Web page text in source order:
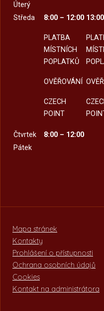
Úterý
Středa
8:00 – 12:00
PLATBA
MÍSTNÍCH
POPLATKŮ
OVĚŘOVÁNÍ
CZECH
POINT
Čtvrtek
8:00 – 12:00
Pátek
Mapa stránek
Kontakty
Prohlášení o přístupnosti
Ochrana osobních údajů
Cookies
Kontakt na administrátora